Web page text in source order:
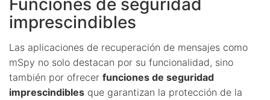
Funciones de seguridad
imprescindibles
Las aplicaciones de recuperación de mensajes como
mSpy no solo destacan por su funcionalidad, sino
también por ofrecer funciones de seguridad
imprescindibles que garantizan la protección de la